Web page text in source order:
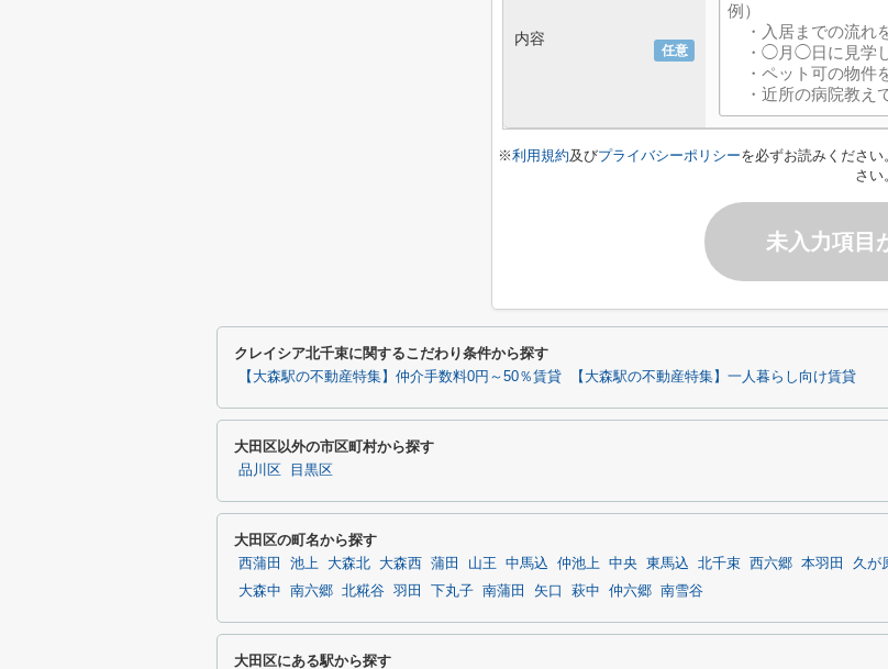
任意
内容
※利用規約及びプライバシーポリシーを必ずお読みくださ
さい。
未入力項目
クレイシア北千束に関するこだわり条件から探す
【大森駅の不動産特集】仲介手数料0円～50％賃貸 【大森駅の不動産特集】一人暮らし向け賃貸
大田区以外の市区町村から探す
品川区 目黒区
大田区の町名から探す
西蒲田 池上 大森北 大森西 蒲田 山王 中馬込 仲池上 中央 東馬込 北千束 西六郷 本羽田 久が
大森中
南六郷 北糀谷 羽田 下丸子 南蒲田 矢口 萩中 仲六郷 南雪谷
大田区にある駅から探す